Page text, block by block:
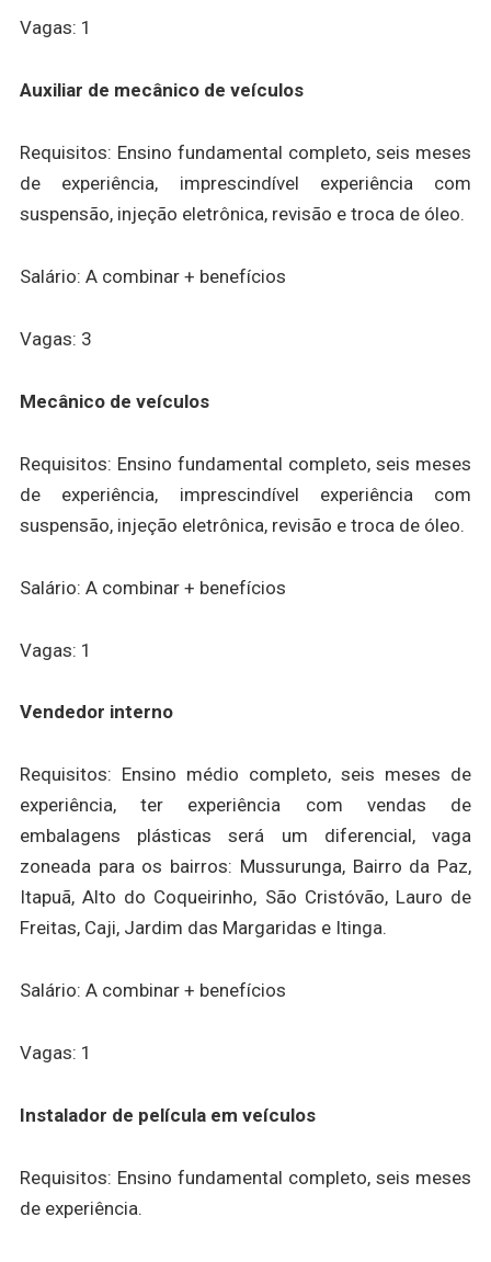
Vagas: 1
Auxiliar de mecânico de veículos
Requisitos: Ensino fundamental completo, seis meses
de experiência, imprescindível experiência com
suspensão, injeção eletrônica, revisão e troca de óleo.
Salário: A combinar + benefícios
Vagas: 3
Mecânico de veículos
Requisitos: Ensino fundamental completo, seis meses
de experiência, imprescindível experiência com
suspensão, injeção eletrônica, revisão e troca de óleo.
Salário: A combinar + benefícios
Vagas: 1
Vendedor interno
Requisitos: Ensino médio completo, seis meses de
experiência, ter experiência com vendas de
embalagens plásticas será um diferencial, vaga
zoneada para os bairros: Mussurunga, Bairro da Paz,
Itapuã, Alto do Coqueirinho, São Cristóvão, Lauro de
Freitas, Caji, Jardim das Margaridas e Itinga.
Salário: A combinar + benefícios
Vagas: 1
Instalador de película em veículos
Requisitos: Ensino fundamental completo, seis meses
de experiência.